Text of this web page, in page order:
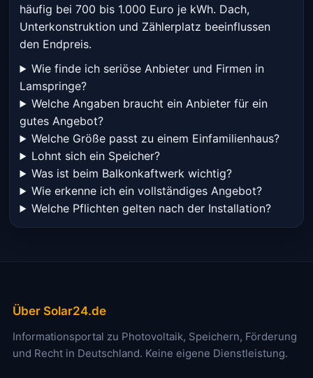
häufig bei 700 bis 1.000 Euro je kWh. Dach,
Unterkonstruktion und Zählerplatz beeinflussen
den Endpreis.
Wie finde ich seriöse Anbieter und Firmen in
Lamspringe?
Welche Angaben braucht ein Anbieter für ein
gutes Angebot?
Welche Größe passt zu einem Einfamilienhaus?
Lohnt sich ein Speicher?
Was ist beim Balkonkaftwerk wichtig?
Wie erkenne ich ein vollständiges Angebot?
Welche Pflichten gelten nach der Installation?
Über Solar24.de
Informationsportal zu Photovoltaik, Speichern, Förderung
und Recht in Deutschland. Keine eigene Dienstleistung.